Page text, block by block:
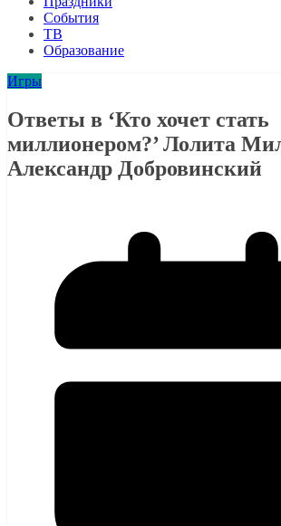
События
ТВ
Образование
Игры
Ответы в ‘Кто хочет стать
миллионером?’ Лолита
Александр Добровинский